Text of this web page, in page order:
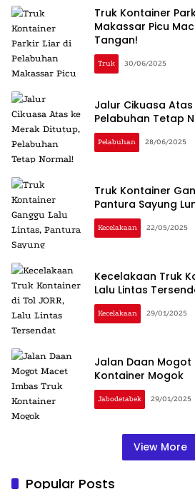
Truk Kontainer
Makassar Picu
Tangan!
Truk 30/06/2025
Jalur Cikuasa
Pelabuhan Tetap
Pelabuhan 28/06/2025
Truk Kontainer
Pantura Sayung
Kecelakaan 22/05/2025
Kecelakaan Truk
Lalu Lintas
Kecelakaan 29/01/2025
Jalan Daan
Kontainer Mogok
Jabodetabek 29/01/2025
View More
Popular Posts